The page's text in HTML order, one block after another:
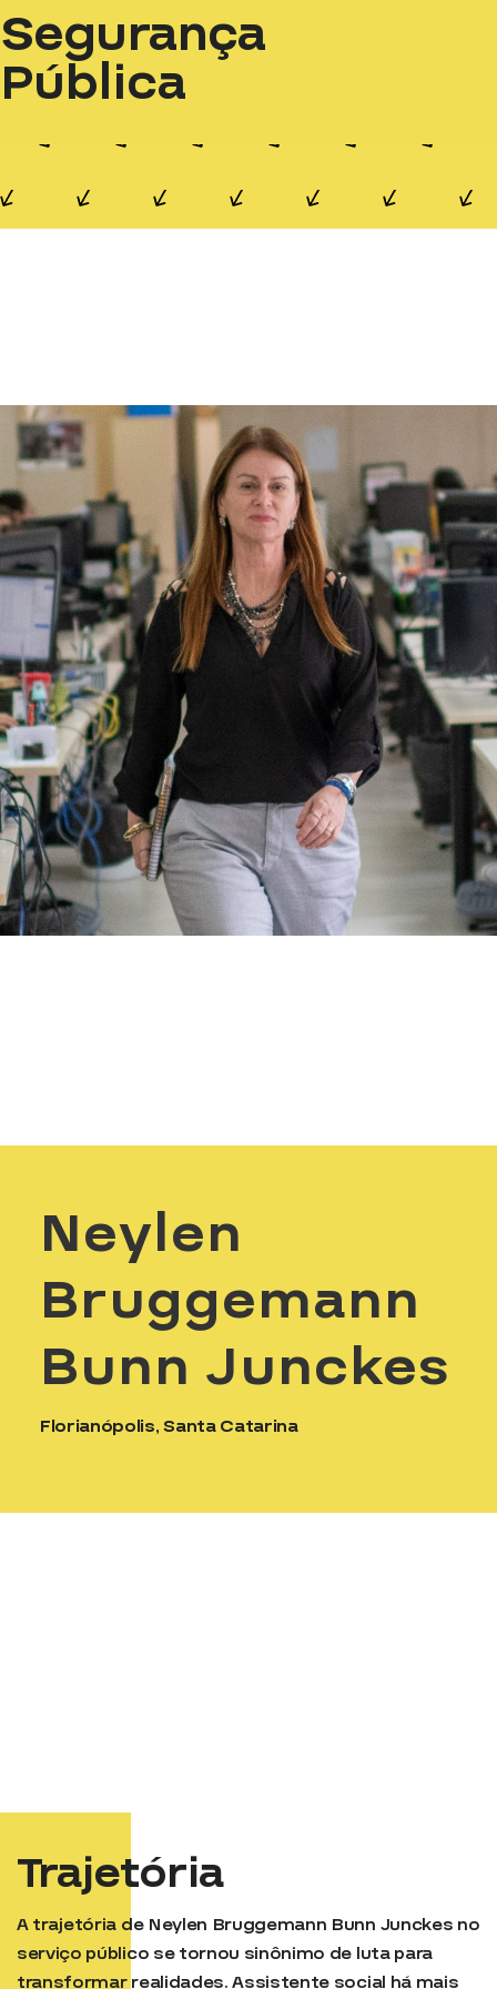
Segurança
Pública
Neylen
Bruggemann
Bunn Junckes
Florianópolis, Santa Catarina
Trajetória
A trajetória de Neylen Bruggemann Bunn Junckes no
serviço público se tornou sinônimo de luta para
transformar realidades. Assistente social há mais